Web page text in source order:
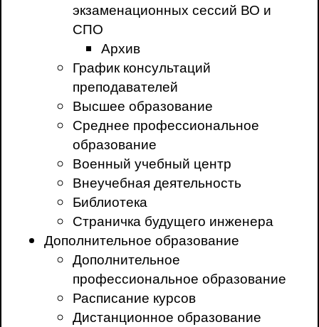
экзаменационных сессий ВО и
СПО
Архив
График консультаций
преподавателей
Высшее образование
Среднее профессиональное
образование
Военный учебный центр
Внеучебная деятельность
Библиотека
Страничка будущего инженера
Дополнительное образование
Дополнительное
профессиональное образование
Расписание курсов
Дистанционное образование